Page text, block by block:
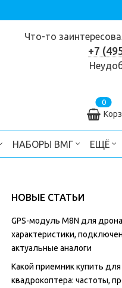
Что-то
+7
0
НАБОРЫ ВМГ ЕЩЁ
НОВЫЕ СТАТЬИ
GPS-модуль M8N для
характеристики,
актуальные аналоги
Какой приемник купить для
квадрокоптера: частоты,